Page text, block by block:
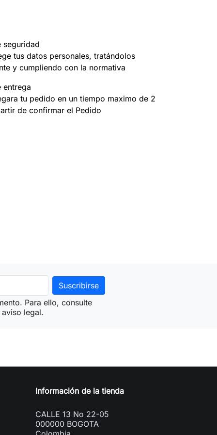
seguridad
tus datos personales, tratándolos
y cumpliendo con la normativa
entrega
tu pedido en un tiempo maximo de 2
de confirmar el Pedido
Para ello, consulte
legal.
Información de la tienda
CALLE 13 No 22-05
000000 BOGOTA